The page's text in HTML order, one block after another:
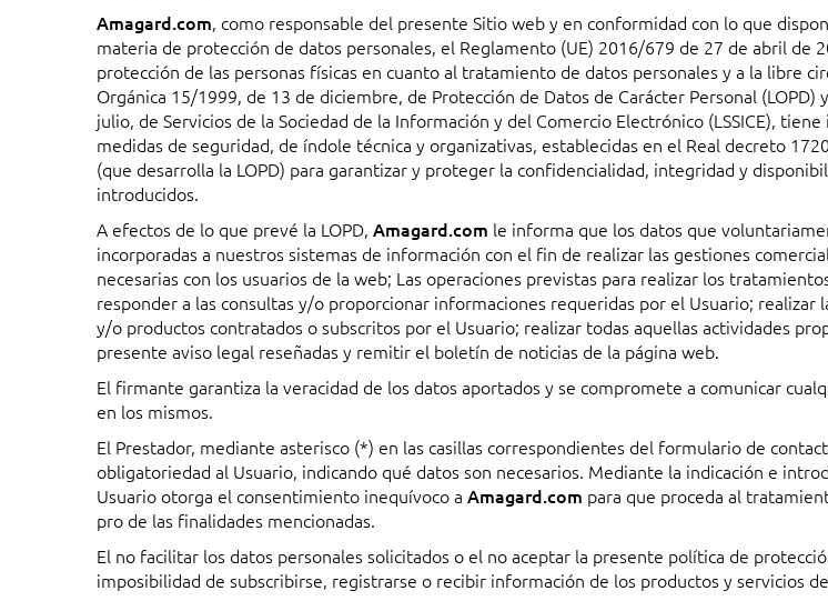
Amagard.com, como responsable del presente Sitio web y en conformidad con lo que
materia de protección de datos personales, el Reglamento (UE) 2016/679 de 27 de abril de
protección de las personas físicas en cuanto al tratamiento de datos personales y a la libre
Orgánica 15/1999, de 13 de diciembre, de Protección de Datos de Carácter Personal (LOPD)
julio, de Servicios de la Sociedad de la Información y del Comercio Electrónico (LSSICE),
medidas de seguridad, de índole técnica y organizativas, establecidas en el Real decreto
(que desarrolla la LOPD) para garantizar y proteger la confidencialidad, integridad y
introducidos.
A efectos de lo que prevé la LOPD, Amagard.com le informa que los datos que
incorporadas a nuestros sistemas de información con el fin de realizar las gestiones
necesarias con los usuarios de la web; Las operaciones previstas para realizar los
responder a las consultas y/o proporcionar informaciones requeridas por el Usuario; realizar
y/o productos contratados o subscritos por el Usuario; realizar todas aquellas actividades
presente aviso legal reseñadas y remitir el boletín de noticias de la página web.
El firmante garantiza la veracidad de los datos aportados y se compromete a comunicar
en los mismos.
El Prestador, mediante asterisco (*) en las casillas correspondientes del formulario de
obligatoriedad al Usuario, indicando qué datos son necesarios. Mediante la indicación e
Usuario otorga el consentimiento inequívoco a Amagard.com para que proceda al
pro de las finalidades mencionadas.
El no facilitar los datos personales solicitados o el no aceptar la presente política de
imposibilidad de subscribirse, registrarse o recibir información de los productos y servicios